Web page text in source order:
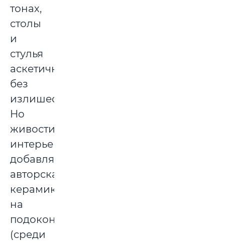
тонах,
столы
и
стулья
аскетичные,
без
излишеств.
Но
живости
интерьеру
добавляют
авторская
керамика
на
подоконниках
(среди